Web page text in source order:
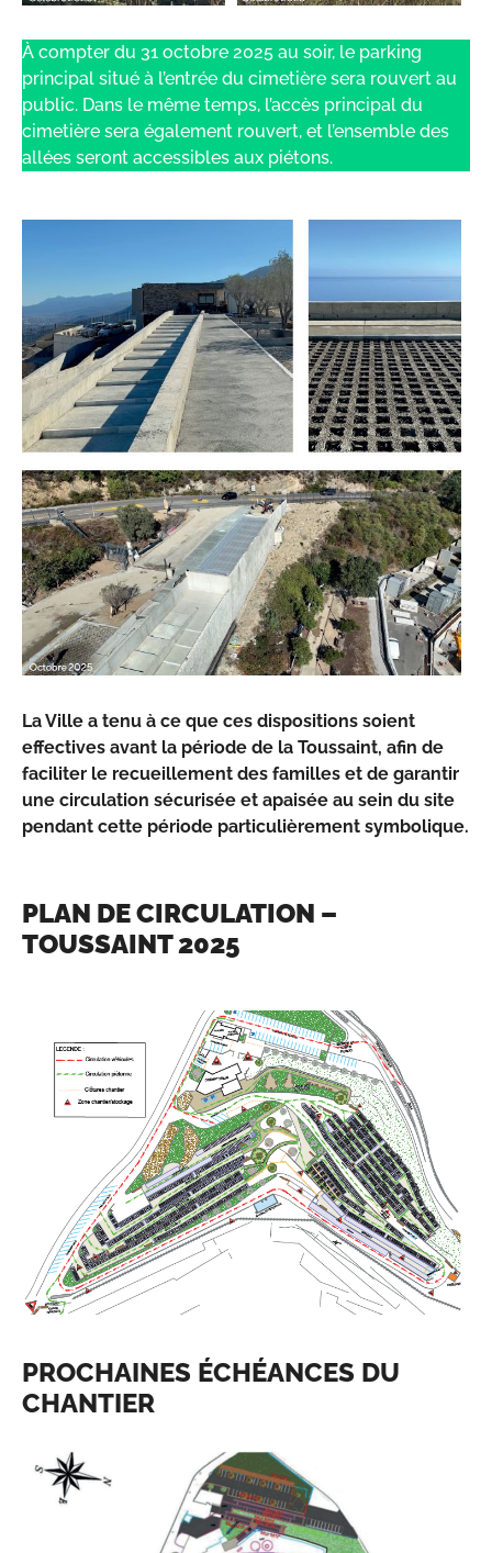
À compter du 31 octobre 2025 au soir, le parking
principal situé à l’entrée du cimetière sera rouvert au
public. Dans le même temps, l’accès principal du
cimetière sera également rouvert, et l’ensemble des
allées seront accessibles aux piétons.
La Ville a tenu à ce que ces dispositions soient
effectives avant la période de la Toussaint, afin de
faciliter le recueillement des familles et de garantir
une circulation sécurisée et apaisée au sein du site
pendant cette période particulièrement symbolique.
PLAN DE CIRCULATION –
TOUSSAINT 2025
PROCHAINES ÉCHÉANCES DU
CHANTIER